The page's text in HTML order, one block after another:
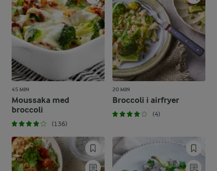
45 MIN
Moussaka med
broccoli
(136)
20 MIN
Broccoli i airfryer
(4)